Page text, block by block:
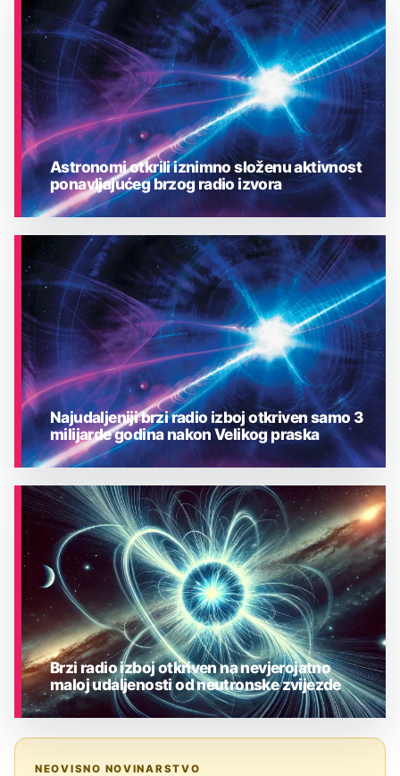
ASTRONOMIJA
Astronomi otkrili iznimno složenu aktivnost
ponavljajućeg brzog radio izvora
ASTRONOMIJA
Najudaljeniji brzi radio izboj otkriven samo 3
milijarde godina nakon Velikog praska
Brzi radio izboj otkriven na nevjerojatno
maloj udaljenosti od neutronske zvijezde
NEOVISNO NOVINARSTVO